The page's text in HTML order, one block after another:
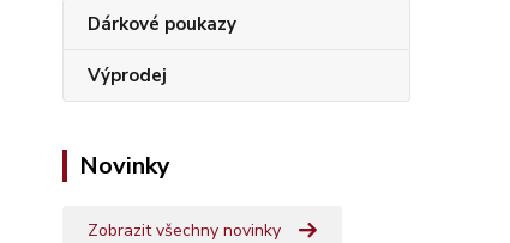
Dárkové poukazy
Výprodej
Novinky
Zobrazit všechny novinky